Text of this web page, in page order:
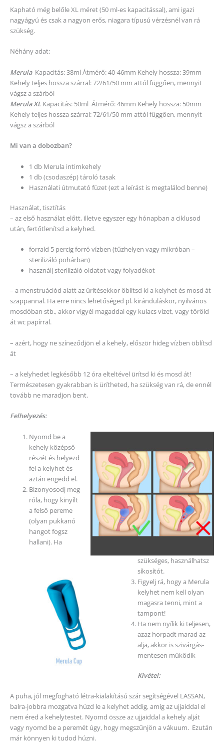
Kapható még belőle XL méret (50 ml-es kapacitással), ami igazi
nagyágyú és csak a nagyon erős, niagara típusú vérzésnél van rá
szükség.
Néhány adat:
MerulaKapacitás: 38ml Átmérő: 40-46mm Kehely hossza: 39mm
Kehely teljes hossza szárral: 72/61/50 mm attól függően, mennyit
vágsz a szárból
Merula XL Kapacitás: 50ml Átmérő: 46mm Kehely hossza: 50mm
Kehely teljes hossza szárral: 72/61/50 mm attól függően, mennyit
vágsz a szárból
Mi van a dobozban?
1 db Merula intimkehely
1 db (csodaszép) tároló tasak
Használati útmutató füzet (ezt a leírást is megtalálod benne)
Használat, tisztítás
– az első használat előtt, illetve egyszer egy hónapban a ciklusod
után, fertőtlenítsd a kelyhed.
forrald 5 percig forró vízben (tűzhelyen vagy mikróban –
sterilizáló pohárban)
használj sterilizáló oldatot vagy folyadékot
– a menstruációd alatt az ürítésekkor öblítsd ki a kelyhet és mosd át
szappannal. Ha erre nincs lehetőséged pl. kiránduláskor, nyilvános
mosdóban stb., akkor vigyél magaddal egy kulacs vizet, vagy töröld
át wc papírral.
– azért, hogy ne színeződjön el a kehely, először hideg vízben öblítsd
át
– a kelyhedet legkésőbb 12 óra elteltével ürítsd ki és mosd át!
Természetesen gyakrabban is ürítheted, ha szükség van rá, de ennél
tovább ne maradjon bent.
Felhelyezés:
Nyomd be a
kehely középső
részét és helyezd
fel a kelyhet és
aztán engedd el.
Bizonyosodj meg
róla, hogy kinyílt
a felső pereme
(olyan pukkanó
hangot fogsz
hallani). Ha
szükséges, használhatsz
síkosítót.
Figyelj rá, hogy a Merula
kelyhet nem kell olyan
magasra tenni, mint a
tampont!
Ha nem nyílik ki teljesen,
azaz horpadt marad az
alja, akkor is szivárgás-
mentesen működik
Kivétel:
A puha, jól megfogható létra-kialakítású szár segítségével LASSAN,
balra-jobbra mozgatva húzd le a kelyhet addig, amíg az ujjaiddal el
nem éred a kehelytestet. Nyomd össze az ujjaiddal a kehely alját
vagy nyomd be a peremét úgy, hogy megszűnjön a vákuum. Ezután
már könnyen ki tudod húzni.